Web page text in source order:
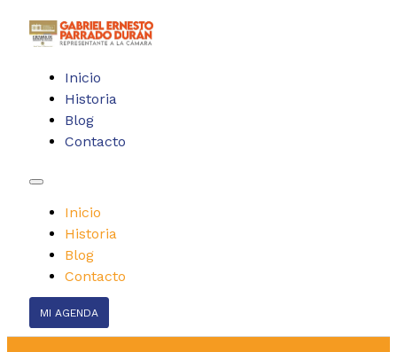
Inicio
Historia
Blog
Contacto
Inicio
Historia
Blog
Contacto
MI AGENDA